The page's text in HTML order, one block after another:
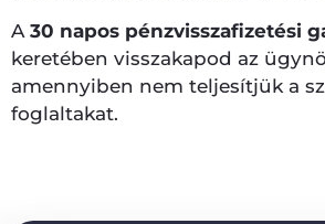
A 30 napos pénzvisszafizetési
keretében visszakapod az
amennyiben nem teljesítjük a
foglaltakat.